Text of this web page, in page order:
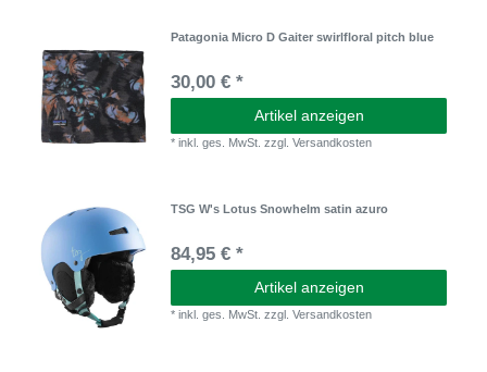
Patagonia Micro D Gaiter swirlfloral pitch blue
30,00 € *
Artikel anzeigen
*inkl. ges. MwSt. zzgl.Versandkosten
TSG W's Lotus Snowhelm satin azuro
84,95 € *
Artikel anzeigen
*inkl. ges. MwSt. zzgl.Versandkosten